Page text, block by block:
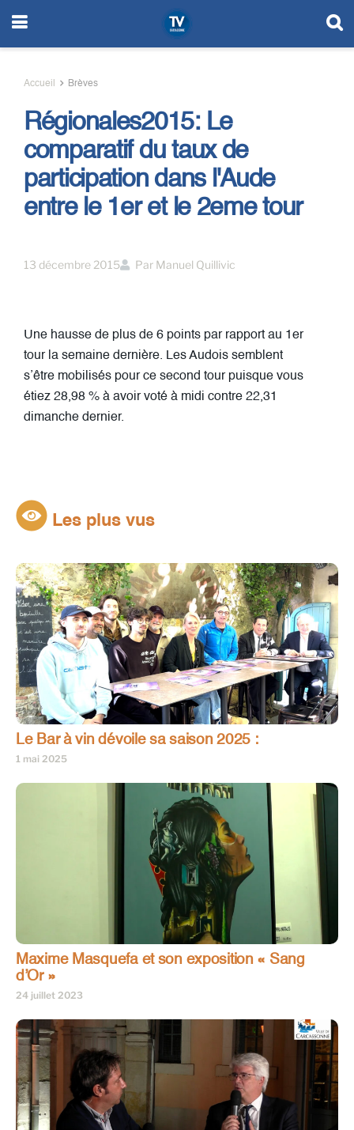
Accueil Brèves
Régionales2015: Le
comparatif du taux de
participation dans l'Aude
entre le 1er et le 2eme tour
13 décembre 2015 Par Manuel Quillivic
Une hausse de plus de 6 points par rapport au 1er
tour la semaine dernière. Les Audois semblent
s’être mobilisés pour ce second tour puisque vous
étiez 28,98 % à avoir voté à midi contre 22,31
dimanche dernier.
Les plus vus
Le Bar à vin dévoile sa saison 2025 :
1 mai 2025
Maxime Masquefa et son exposition « Sang
d’Or »
24 juillet 2023